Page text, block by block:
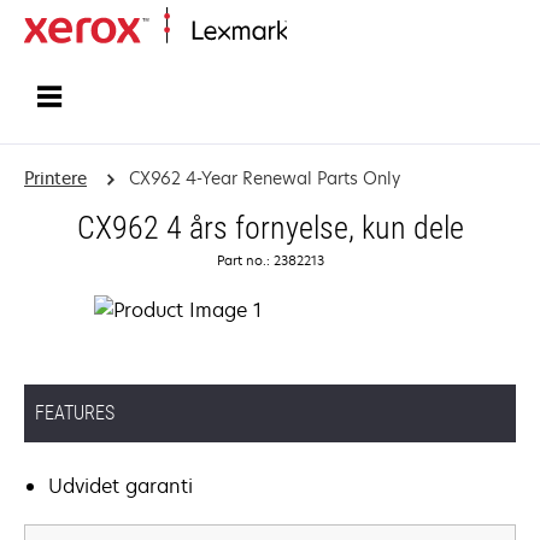
Printere CX962 4-Year Renewal Parts Only
CX962 4 års fornyelse, kun dele
Part no.: 2382213
FEATURES
Udvidet garanti